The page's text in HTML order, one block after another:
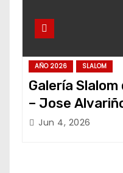
AÑO 2026 SLALOM
Galería
– Jose
Jun 4, 2026